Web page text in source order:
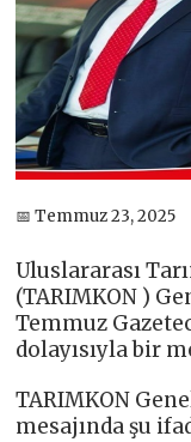
📅 Temmuz 23, 2025
Uluslararası
(TARIMKON )
Temmuz
dolayısıyla bir
TARIMKON
mesajında şu